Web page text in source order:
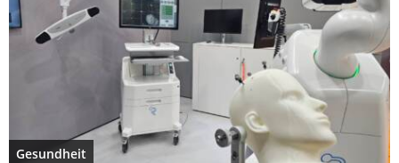
Gesundheit